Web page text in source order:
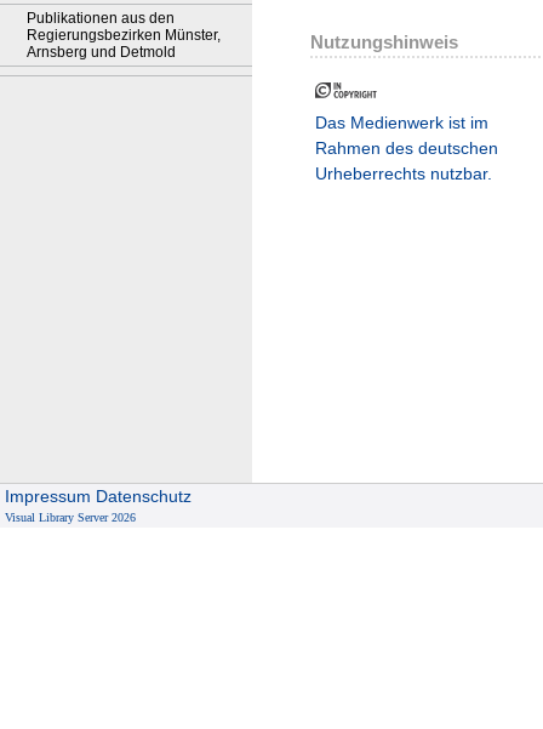
Publikationen aus den
Regierungsbezirken Münster,
Arnsberg und Detmold
Nutzungshinweis
Das Medienwerk ist im
Rahmen des deutschen
Urheberrechts nutzbar.
Impressum Datenschutz
Visual Library Server 2026